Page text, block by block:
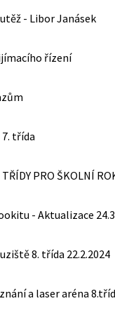
- Libor Janásek
řízení
7. třída
TŘÍDY PRO ŠKOLNÍ
- Aktualizace
8. třída 22.2.2024
a laser aréna